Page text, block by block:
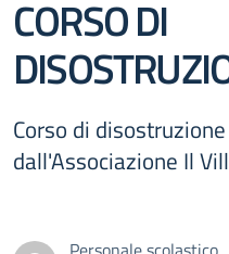
CORSO DI
Corso di
dall'Associazione Il